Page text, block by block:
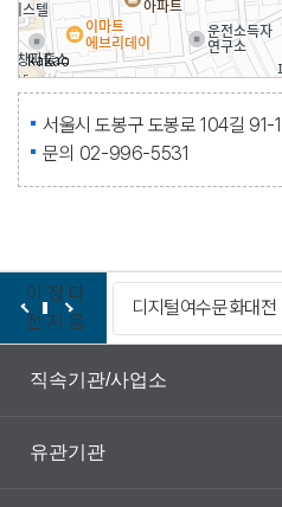
서울시 도봉구 도봉로 104길 91-
문의 02-996-5531
이
전
정
지
다
음
디지털여수문화대전
직속기관/사업소
유관기관